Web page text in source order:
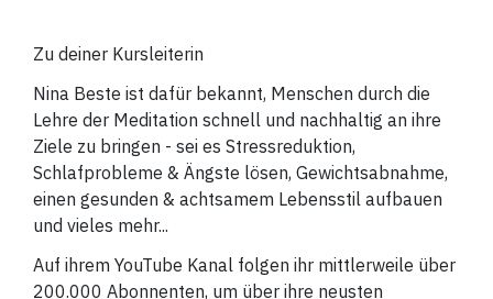
Zu deiner Kursleiterin
Nina Beste ist dafür bekannt, Menschen durch die
Lehre der Meditation schnell und nachhaltig an ihre
Ziele zu bringen - sei es Stressreduktion,
Schlafprobleme & Ängste lösen, Gewichtsabnahme,
einen gesunden & achtsamem Lebensstil aufbauen
und vieles mehr...
Auf ihrem YouTube Kanal folgen ihr mittlerweile über
200.000 Abonnenten, um über ihre neusten